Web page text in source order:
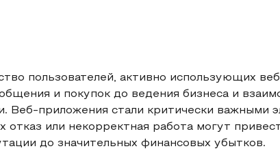
пользователей, активно использующих
и покупок до ведения бизнеса и
Веб-приложения стали критически важными
или некорректная работа могут
до значительных финансовых убытков.